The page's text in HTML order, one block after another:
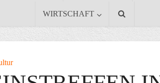
WIRTSCHAFT